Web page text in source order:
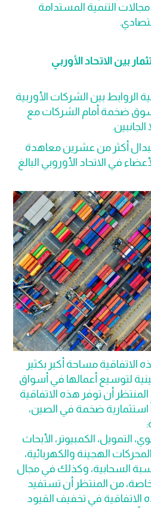
مجالات التنمية المستدامة
بين الاتحاد الأوربي
الروابط بين الشركات الأوربية
سوق ضخمة أمام الشركات مع
أكثر من عشرين معاهدة
في الاتحاد الأوروبي البالغ
مساحة أكبر بكثير
لتوسيع أعمالها في أسواق
أن توفر هذه الاتفاقية
استثمارية ضخمة في الصين،
التمويل، الكمبيوتر، الأبحاث
الهجينة والكهربائية،
السحابية، وكذلك في مجال
من المنتظر أن تستفيد
في تخفيف القيود